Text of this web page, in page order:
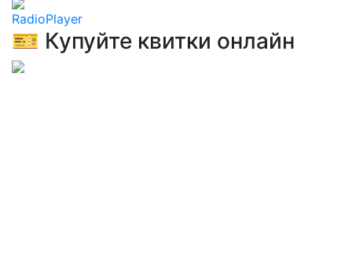
RadioPlayer
🎫 Купуйте квитки онлайн